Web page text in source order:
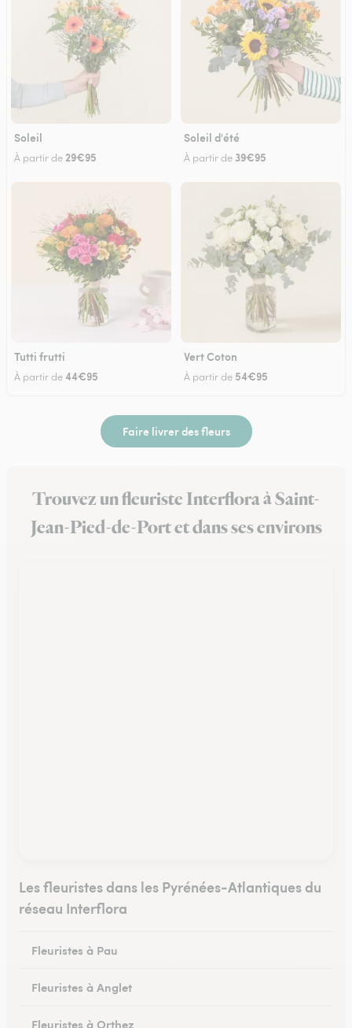
Soleil
À partir de29€95
Soleil d'été
À partir de 39€95
Tutti frutti
À partir de44€95
Vert Coton
À partir de 54€95
Faire livrer des fleurs
Trouvez un fleuriste Interflora à Saint-
Jean-Pied-de-Port et dans ses environs
Les fleuristes dans les Pyrénées-Atlantiques du
réseau Interflora
Fleuristes à Pau
Fleuristes à Anglet
Fleuristes à Orthez